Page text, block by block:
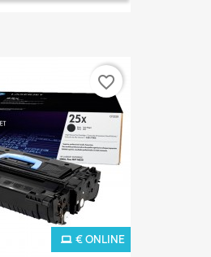
€ ONLINE
favorite_border